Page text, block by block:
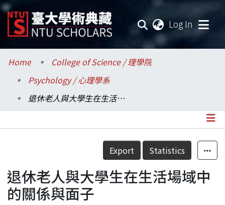
Log In
Communities & Collections
Research Outputs
Statistics
Home
College of Science / 理學院
Psychology / 心理學系
退休老人與大學生在生活場域中的關係與面子
Details
Export Statistics
退休老人與大學生在生活場域中
的關係與面子